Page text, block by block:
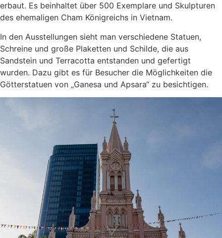
erbaut. Es beinhaltet über 500 Exemplare und Skulpturen
des ehemaligen Cham Königreichs in Vietnam.
In den Ausstellungen sieht man verschiedene Statuen,
Schreine und große Plaketten und Schilde, die aus
Sandstein und Terracotta entstanden und gefertigt
wurden. Dazu gibt es für Besucher die Möglichkeiten die
Götterstatuen von „Ganesa und Apsara“ zu besichtigen.